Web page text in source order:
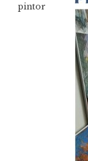
pintor